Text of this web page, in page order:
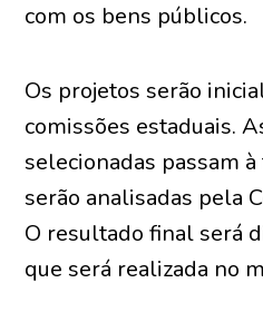
com os bens públicos.
Os projetos serão
comissões estaduais.
selecionadas passam
serão analisadas pela
O resultado final será
que será realizada no